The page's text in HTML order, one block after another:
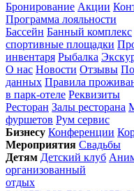
Бронирование Акции
Программа лояльности
Бассейн Банный комплекс
спортивные площадки
инвентаря Рыбалка
О нас Новости Отзывы
данных Правила
в парк-отеле Реквизиты
Ресторан Залы ресторана
фуршетов Рум сервис
Бизнесу Конференции
Мероприятия Свадьбы
Детям Детский клуб
организованный
отдых